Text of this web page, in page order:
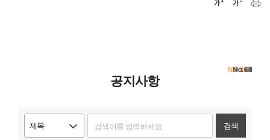
공지사항
검색
NOTICE
75
74
73
72
71
70
69
68
67
66
65
64
63
62
61
60
59
58
57
56